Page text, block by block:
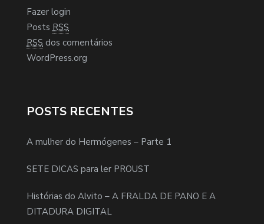
Fazer login
Posts RSS
RSS dos comentários
WordPress.org
POSTS RECENTES
A mulher do Hermógenes – Parte 1
SETE DICAS para ler PROUST
Histórias do Alvito – A FRALDA DE PANO E A
DITADURA DIGITAL